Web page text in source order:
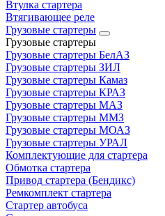
Втулка стартера
Втягивающее реле
Грузовые стартеры
Грузовые стартеры
Грузовые стартеры БелАЗ
Грузовые стартеры ЗИЛ
Грузовые стартеры Камаз
Грузовые стартеры КРАЗ
Грузовые стартеры МАЗ
Грузовые стартеры ММЗ
Грузовые стартеры МОАЗ
Грузовые стартеры УРАЛ
Комплектующие для стартера
Обмотка стартера
Привод стартера (Бендикс)
Ремкомплект стартера
Стартер автобуса